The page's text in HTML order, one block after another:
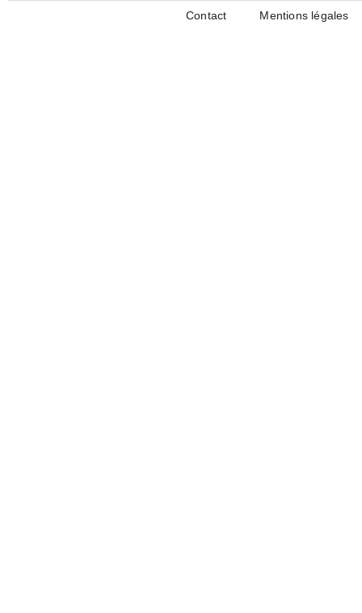
Contact Mentions légales